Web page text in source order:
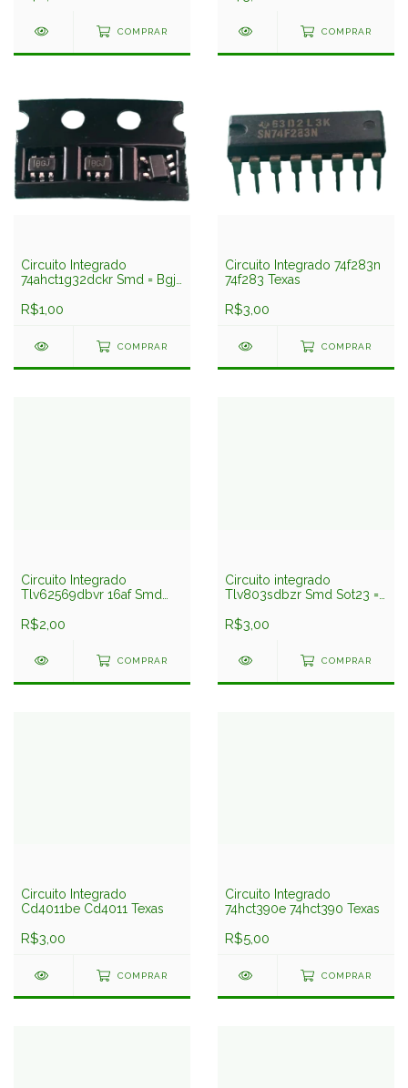
COMPRAR COMPRAR
Circuito Integrado
74ahct1g32dckr Smd = Bgj
R$1,00
COMPRAR
Circuito Integrado 74f283n
74f283 Texas
R$3,00
COMPRAR
Circuito Integrado
Tlv62569dbvr 16af Smd
R$2,00
COMPRAR
Circuito integrado
Tlv803sdbzr Smd Sot23 =
R$3,00
COMPRAR
Circuito Integrado
Cd4011be Cd4011 Texas
R$3,00
COMPRAR
Circuito Integrado
74hct390e 74hct390 Texas
R$5,00
COMPRAR